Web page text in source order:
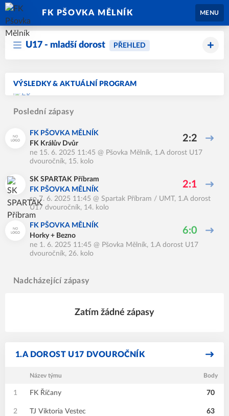
FK PŠOVKA MĚLNÍK MENU
U17 - mladší dorost PŘEHLED
VÝSLEDKY & AKTUÁLNÍ PROGRAM
Poslední zápasy
FK PŠOVKA MĚLNÍK
FK Králův Dvůr
2:2
ne 15. 6. 2025 11:45 @ Pšovka Mělník, 1.A dorost U17
dvouročník, 15. kolo
SK SPARTAK Příbram
FK PŠOVKA MĚLNÍK
2:1
so 7. 6. 2025 11:45 @ Spartak Příbram / UMT , 1.A dorost
U17 dvouročník, 14. kolo
FK PŠOVKA MĚLNÍK
Horky + Bezno
6:0
ne 1. 6. 2025 11:45 @ Pšovka Mělník, 1.A dorost U17
dvouročník, 26. kolo
Nadcházející zápasy
Zatím žádné zápasy
1.A DOROST U17 DVOUROČNÍK
Název týmu Body
1 FK Říčany 70
2 TJ Viktoria Vestec 63